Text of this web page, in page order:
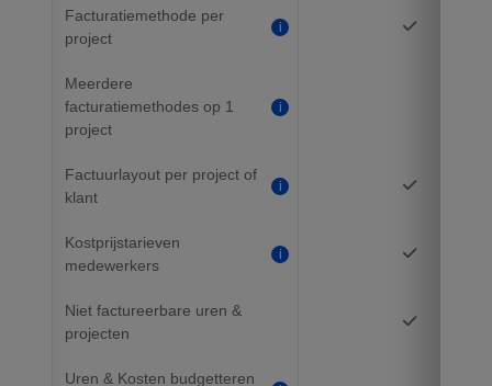
Facturatiemethode per
project
i
Meerdere
facturatiemethodes op 1
project
i
Factuurlayout per project of
klant
i
Kostprijstarieven
medewerkers
i
Niet factureerbare uren &
projecten
Uren & Kosten budgetteren